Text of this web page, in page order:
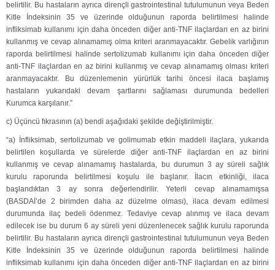
belirtilir. Bu hastaların ayrıca dirençli gastrointestinal tutulumunun veya Beden
Kitle İndeksinin 35 ve üzerinde olduğunun raporda belirtilmesi halinde
infliksimab kullanımı için daha önceden diğer anti-TNF ilaçlardan en az birini
kullanmış ve cevap alınamamış olma kriteri aranmayacaktır. Gebelik varlığının
raporda belirtilmesi halinde sertolizumab kullanımı için daha önceden diğer
anti-TNF ilaçlardan en az birini kullanmış ve cevap alınamamış olması kriteri
aranmayacaktır. Bu düzenlemenin yürürlük tarihi öncesi ilaca başlamış
hastaların yukarıdaki devam şartlarını sağlaması durumunda bedelleri
Kurumca karşılanır.”
c) Üçüncü fıkrasının (a) bendi aşağıdaki şekilde değiştirilmiştir.
“a) İnfliksimab, sertolizumab ve golimumab etkin maddeli ilaçlara, yukarıda
belirtilen koşullarda ve sürelerde diğer anti-TNF ilaçlardan en az birini
kullanmış ve cevap alınamamış hastalarda, bu durumun 3 ay süreli sağlık
kurulu raporunda belirtilmesi koşulu ile başlanır. İlacın etkinliği, ilaca
başlandıktan 3 ay sonra değerlendirilir. Yeterli cevap alınamamışsa
(BASDAİ’de 2 birimden daha az düzelme olması), ilaca devam edilmesi
durumunda ilaç bedeli ödenmez. Tedaviye cevap alınmış ve ilaca devam
edilecek ise bu durum 6 ay süreli yeni düzenlenecek sağlık kurulu raporunda
belirtilir. Bu hastaların ayrıca dirençli gastrointestinal tutulumunun veya Beden
Kitle İndeksinin 35 ve üzerinde olduğunun raporda belirtilmesi halinde
infliksimab kullanımı için daha önceden diğer anti-TNF ilaçlardan en az birini